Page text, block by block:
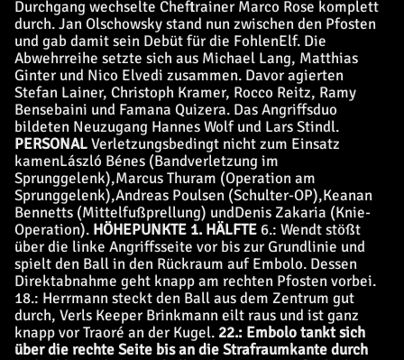
Durchgang wechselte Cheftrainer Marco Rose komplett
durch. Jan Olschowsky stand nun zwischen den Pfosten
und gab damit sein Debüt für die FohlenElf. Die
Abwehrreihe setzte sich aus Michael Lang, Matthias
Ginter und Nico Elvedi zusammen. Davor agierten
Stefan Lainer, Christoph Kramer, Rocco Reitz, Ramy
Bensebaini und Famana Quizera. Das Angriffsduo
bildeten Neuzugang Hannes Wolf und Lars Stindl.
PERSONALVerletzungsbedingt nicht zum Einsatz
kamenLászló Bénes (Bandverletzung im
Sprunggelenk),Marcus Thuram (Operation am
Sprunggelenk),Andreas Poulsen (Schulter-OP),Keanan
Bennetts (Mittelfußprellung) undDenis Zakaria (Knie-
Operation). HÖHEPUNKTE 1. HÄLFTE 6.: Wendt stößt
über die linke Angriffsseite vor bis zur Grundlinie und
spielt den Ball in den Rückraum auf Embolo. Dessen
Direktabnahme geht knapp am rechten Pfosten vorbei.
18.: Herrmann steckt den Ball aus dem Zentrum gut
durch, Verls Keeper Brinkmann eilt raus und ist ganz
knapp vor Traoré an der Kugel. 22.: Embolo tankt sich
über die rechte Seite bis an die Strafraumkante durch